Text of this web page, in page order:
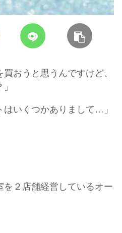
買おうと思うんですけど、
はいくつかありまして…」
２店舗経営しているオー